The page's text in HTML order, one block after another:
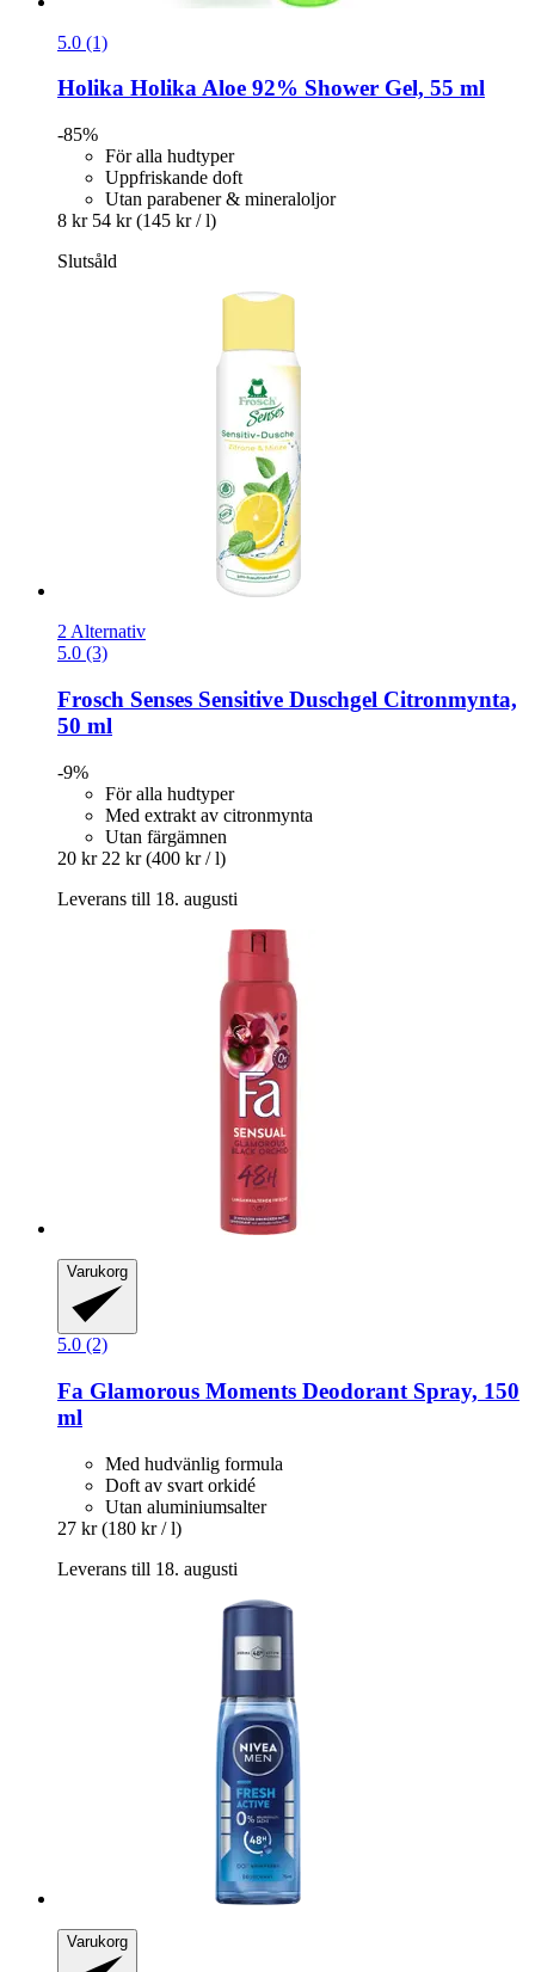
5.0 (1)
Holika HolikaAloe 92% Shower Gel, 55 ml
-85%
För alla hudtyper
Uppfriskande doft
Utan parabener & mineraloljor
8 kr 54 kr (145 kr / l)
Slutsåld
2 Alternativ
5.0 (3)
Frosch Senses Sensitive Duschgel Citronmynta,
50 ml
-9%
För alla hudtyper
Med extrakt av citronmynta
Utan färgämnen
20 kr 22 kr (400 kr / l)
Leverans till 18. augusti
Varukorg
5.0 (2)
Fa Glamorous Moments Deodorant Spray, 150
ml
Med hudvänlig formula
Doft av svart orkidé
Utan aluminiumsalter
27 kr (180 kr / l)
Leverans till 18. augusti
Varukorg